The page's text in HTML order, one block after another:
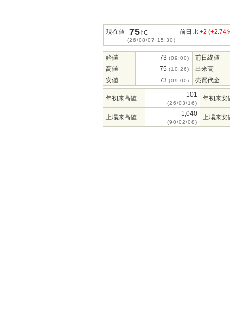
現在値 75↑C
(26/08/07 15:30)
前日比 +2 (+2.74
始値 73 (09:00)
前日終値
高値
75 (10:26)
出来高
安値
73 (09:00) 売買代金
年初来高値 101
(26/03/16)
年初来安
上場来高値 1,040
(90/02/08)
上場来安